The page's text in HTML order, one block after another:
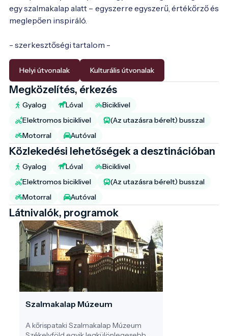
egy szalmakalap alatt – egyszerre egyszerű, értékőrző és
meglepően inspiráló.
- szerkesztőségi tartalom -
Helyi útvonalak Kulturális útvonalak
Megközelítés, érkezés
Gyalog Lóval
Biciklivel
Elektromos biciklivel
(Az utazásra bérelt) busszal
Motorral
Autóval
Közlekedési lehetőségek a desztinációban
Gyalog Lóval
Biciklivel
Elektromos biciklivel
(Az utazásra bérelt) busszal
Motorral
Autóval
Látnivalók, programok
Szalmakalap Múzeum
A kőrispataki Szalmakalap Múzeum